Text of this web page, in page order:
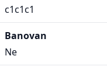
c1c1c1
Banovan
Ne